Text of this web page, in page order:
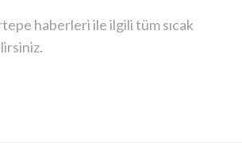
haberleri ile ilgili tüm sıcak